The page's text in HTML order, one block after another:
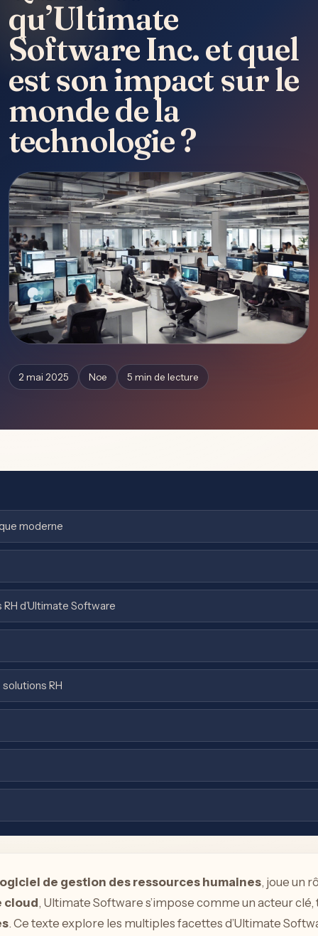
qu’Ultimate
Software Inc. et quel
est son impact sur le
monde de la
technologie ?
2 mai 2025 Noe 5 min de lecture
moderne
d’Ultimate Software
RH
de gestion des ressources humaines, joue un
cloud, Ultimate Software s’impose comme un acteur
. Ce texte explore les multiples facettes d’Ultimate